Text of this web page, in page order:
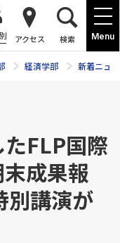
Menu
アクセス 検索
経済学部 新着ニュ
FLP国際
成果報
別講演が